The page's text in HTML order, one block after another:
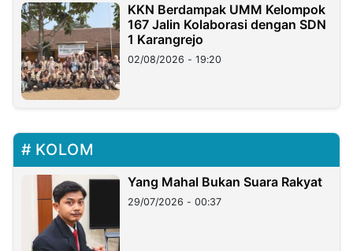
KKN Berdampak UMM Kelompok
167 Jalin Kolaborasi dengan SDN
1 Karangrejo
02/08/2026 - 19:20
KOLOM
Yang Mahal Bukan Suara Rakyat
29/07/2026 - 00:37